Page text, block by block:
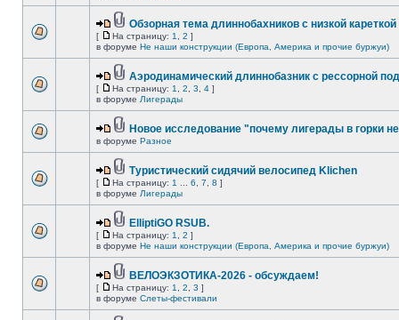
Обзорная тема длиннобахников с низкой кареткой
[ На страницу: 1 2 ]
в форуме Не наши конструкции (Европа, Америка и прочие буржуи)
Аэродинамический длиннобазник с рессорной
[ На страницу: 1 2 3 4 ]
в форуме Лигерады
Новое исследование "почему лигерады в горки
в форуме Разное
Туристический сидячий велосипед Klichen
[ На страницу: 1 6 7 8 ]
в форуме Лигерады
ElliptiGO RSUB.
[ На страницу: 1 2 ]
в форуме Не наши конструкции (Европа, Америка и прочие буржуи)
ВЕЛОЭКЗОТИКА-2026 - обсуждаем!
[ На страницу: 1 2 3 ]
в форуме Слеты-фестивали